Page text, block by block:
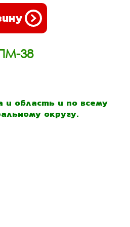
38
и область и по всему
округу.